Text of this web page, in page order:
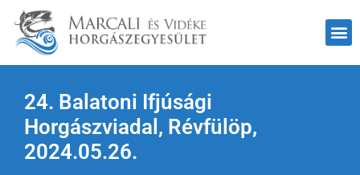
24. Balatoni Ifjúsági
Horgászviadal, Révfülöp,
2024.05.26.